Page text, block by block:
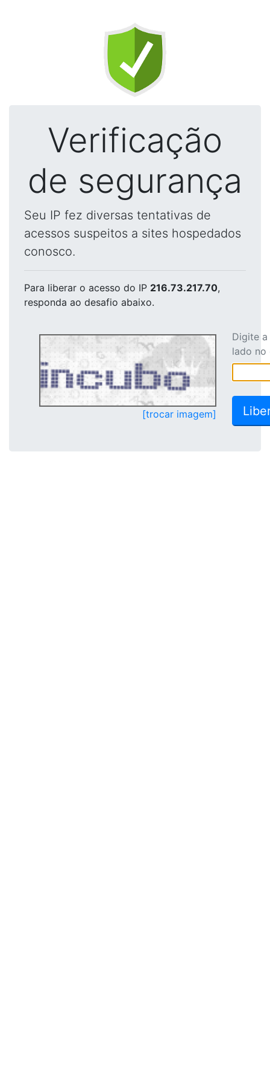
Verificação
de segurança
Seu IP fez diversas tentativas de
acessos suspeitos a sites hospedados
conosco.
Para liberar o acesso do IP 216.73.217.70,
responda ao desafio abaixo.
[trocar imagem]
Digite
lado no